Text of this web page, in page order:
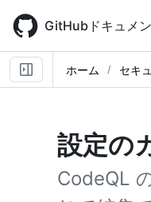
main
content
GitHubドキュメ
ホーム セキ
設定の
CodeQL